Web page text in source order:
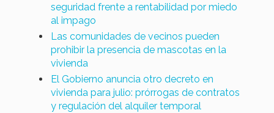
seguridad frente a rentabilidad por miedo
al impago
Las comunidades de vecinos pueden
prohibir la presencia de mascotas en la
vivienda
El Gobierno anuncia otro decreto en
vivienda para julio: prórrogas de contratos
y regulación del alquiler temporal